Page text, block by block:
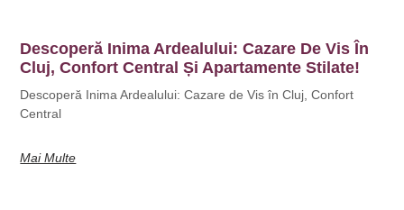
Descoperă Inima Ardealului: Cazare De Vis În
Cluj, Confort Central Și Apartamente Stilate!
Descoperă Inima Ardealului: Cazare de Vis în Cluj, Confort
Central
Mai Multe